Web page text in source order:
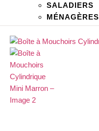
SALADIERS
MÉNAGÈRES